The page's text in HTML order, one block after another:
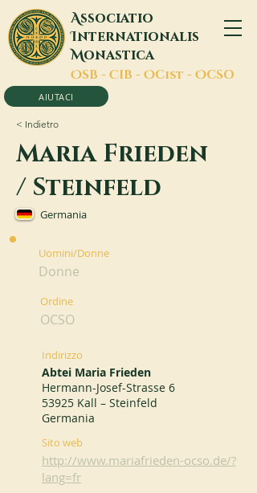
Associatio
Internationalis
Monastica
OSB - CIB - OCist - OCSO
AIUTACI
< Indietro
Maria Frieden
/ Steinfeld
Germania
Uomini/Donne
Donne
Ordine
OCSO
Indirizzo
Abtei Maria Frieden
Hermann-Josef-Strasse 6
53925 Kall – Steinfeld
Germania
Sito web
http://www.mariafrieden-ocso.de/?
lang=fr